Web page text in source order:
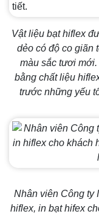
Vật liệu bạt hiflex
dẻo có độ co giãn
màu sắc tươi
bằng chất liệu
trước những yếu
Nhân viên Công ty
hiflex, in bạt hifex